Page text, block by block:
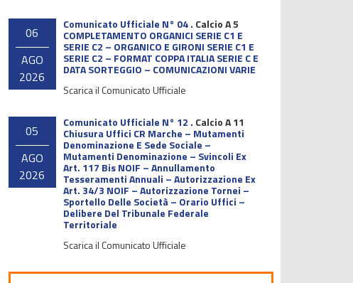
06
AGO
2026
Comunicato Ufficiale N° 04. Calcio A 5
COMPLETAMENTO ORGANICI SERIE C1 E
SERIE C2 – ORGANICO E GIRONI SERIE C1 E
SERIE C2 – FORMAT COPPA ITALIA SERIE C E
DATA SORTEGGIO – COMUNICAZIONI VARIE
Scarica il Comunicato Ufficiale
05
AGO
2026
Comunicato Ufficiale N° 12 . Calcio A 11
Chiusura Uffici CR Marche – Mutamenti
Denominazione E Sede Sociale –
Mutamenti Denominazione – Svincoli Ex
Art. 117 Bis NOIF – Annullamento
Tesseramenti Annuali – Autorizzazione Ex
Art. 34/3 NOIF – Autorizzazione Tornei –
Sportello Delle Società – Orario Uffici –
Delibere Del Tribunale Federale
Territoriale
Scarica il Comunicato Ufficiale